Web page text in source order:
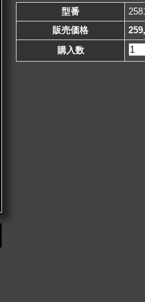
型番
販売価格
購入数